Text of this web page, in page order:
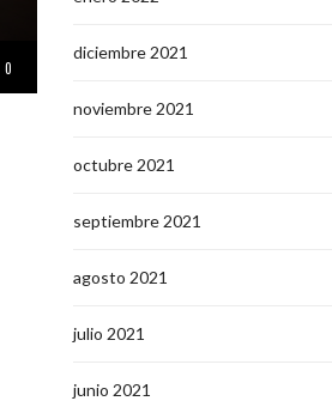
0
diciembre 2021
noviembre 2021
octubre 2021
septiembre 2021
agosto 2021
julio 2021
junio 2021